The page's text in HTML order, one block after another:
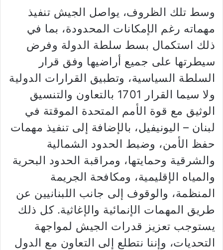
وسط تلك الظروف، يواصل الجيش تنفيذ
مهماته رغم الإمكانات المحدودة، بما في
ذلك استكمال بسط سلطة الدولة وفرض
سيطرتها على جميع أراضيها وفق قرار
السلطة السياسية، وتطبيق القرارات الدولية
ولا سيما القرار 1701 بالتعاون والتنسيق
الوثيق مع قوة الأمم المتحدة الموقتة في
لبنان – اليونيفيل، بالإضافة إلى تنفيذ مهمات
حفظ الأمن، وضبط الحدود الشمالية
والشرقية وحمايتها، ومراقبة الحدود البحرية
والمياه الإقليمية، ومكافحة الجريمة
المنظمة، والوقوف إلى جانب اللبنانيين عن
طريق المهمات الإنمائية والإغاثية. كل ذلك
يستوجب تعزيز قدرات الجيش لمواجهة
التحديات، وإننا نتطلع إلى التعاون مع الدول